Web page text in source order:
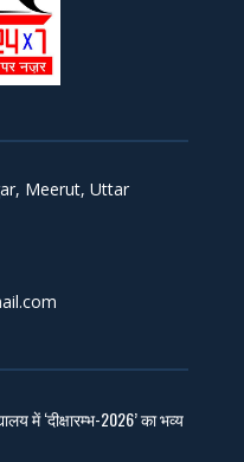
Meerut, Uttar
में ‘दीक्षारम्भ-2026’ का भव्य